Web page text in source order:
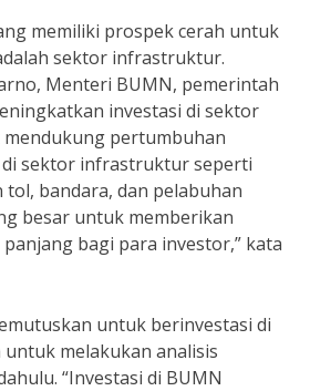
memiliki prospek cerah untuk
sektor infrastruktur.
Menteri BUMN, pemerintah
investasi di sektor
pertumbuhan
di sektor infrastruktur seperti
bandara, dan pelabuhan
besar untuk memberikan
bagi para investor,” kata
untuk berinvestasi di
untuk melakukan analisis
“Investasi di BUMN